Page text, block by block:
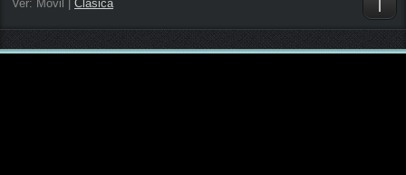
Ver: Móvil Clásica